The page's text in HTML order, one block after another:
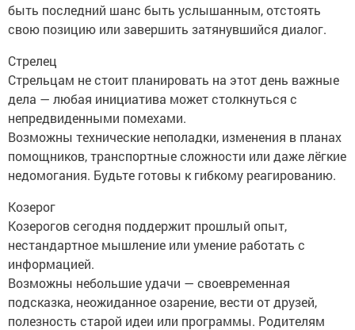
быть последний шанс быть услышанным, отстоять
свою позицию или завершить затянувшийся диалог.
Стрелец
Стрельцам не стоит планировать на этот день важные
дела — любая инициатива может столкнуться с
непредвиденными помехами.
Возможны технические неполадки, изменения в планах
помощников, транспортные сложности или даже лёгкие
недомогания. Будьте готовы к гибкому реагированию.
Козерог
Козерогов сегодня поддержит прошлый опыт,
нестандартное мышление или умение работать с
информацией.
Возможны небольшие удачи — своевременная
подсказка, неожиданное озарение, вести от друзей,
полезность старой идеи или программы. Родителям